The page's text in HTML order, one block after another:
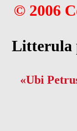
© 2006
Litterula
«Ubi